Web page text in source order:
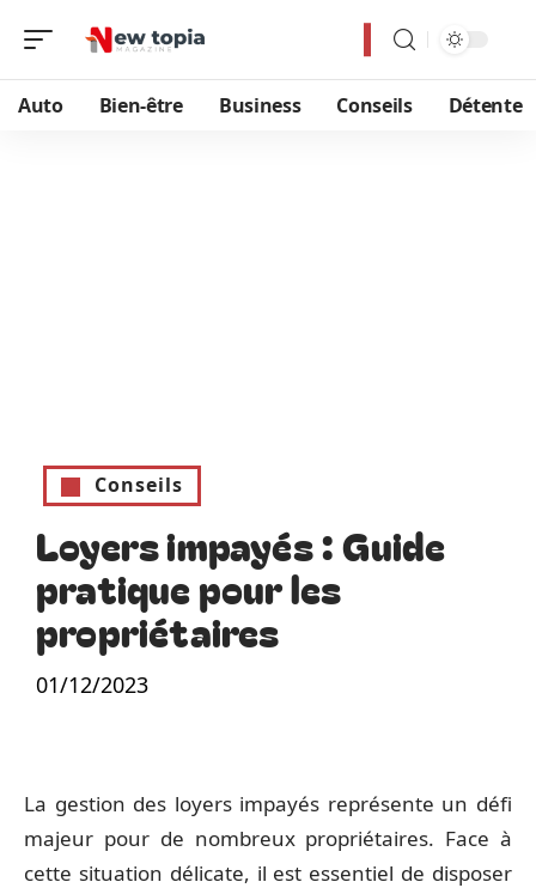
Auto Bien-être Business Conseils Détente
Conseils
Loyers impayés : Guide
pratique pour les
propriétaires
01/12/2023
La gestion des loyers impayés représente un défi
majeur pour de nombreux propriétaires. Face à
cette situation délicate, il est essentiel de disposer